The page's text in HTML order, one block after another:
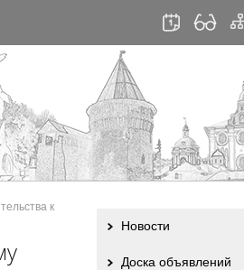
к
Новости
Доска объявлений